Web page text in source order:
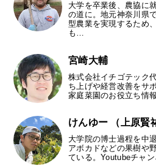
大学を卒業後、農協に
の道に。地元神奈川県
型農業を実現するため
も…
宮崎大輔
株式会社イチゴテック
ち上げや経営改善をサ
家庭菜園のお役立ち情
けんゆー （上原賢
大学院の博士過程を中
アボカドなどの果樹や
ている。Youtubeチャ